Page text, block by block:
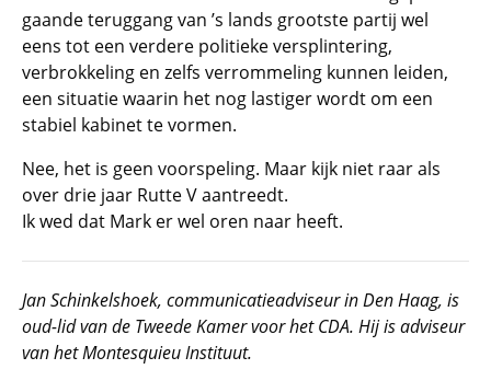
gaande teruggang van ’s lands grootste partij wel
eens tot een verdere politieke versplintering,
verbrokkeling en zelfs verrommeling kunnen leiden,
een situatie waarin het nog lastiger wordt om een
stabiel kabinet te vormen.
Nee, het is geen voorspeling. Maar kijk niet raar als
over drie jaar Rutte V aantreedt.
Ik wed dat Mark er wel oren naar heeft.
Jan Schinkelshoek, communicatieadviseur in Den Haag, is
oud-lid van de Tweede Kamer voor het CDA. Hij is adviseur
van het Montesquieu Instituut.